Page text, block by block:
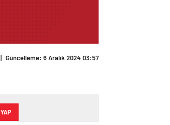
| Güncelleme: 6 Aralık 2024 03:57